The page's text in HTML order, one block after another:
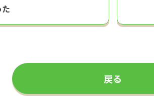
戻る